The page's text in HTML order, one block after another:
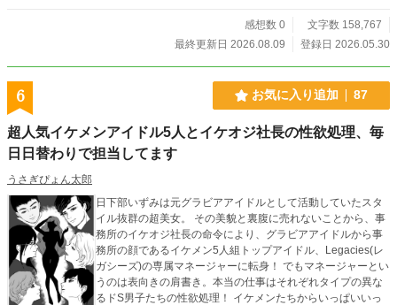
実在の人物・団体・施設等とは関係ありません。
感想数 0
文字数 158,767
最終更新日 2026.08.09
登録日 2026.05.30
6 お気に入り追加 87
超人気イケメンアイドル5人とイケオジ社長の性欲処理、毎
日日替わりで担当してます
うさぎぴょん太郎
日下部いずみは元グラビアアイドルとして活動していたスタ
イル抜群の超美女。 その美貌と裏腹に売れないことから、事
務所のイケオジ社長の命令により、グラビアアイドルから事
務所の顔であるイケメン5人組トップアイドル、Legacies(レ
ガシーズ)の専属マネージャーに転身！ でもマネージャーとい
うのは表向きの肩書き。本当の仕事はそれぞれタイプの異な
るドS男子たちの性欲処理！ イケメンたちからいっぱいいっ